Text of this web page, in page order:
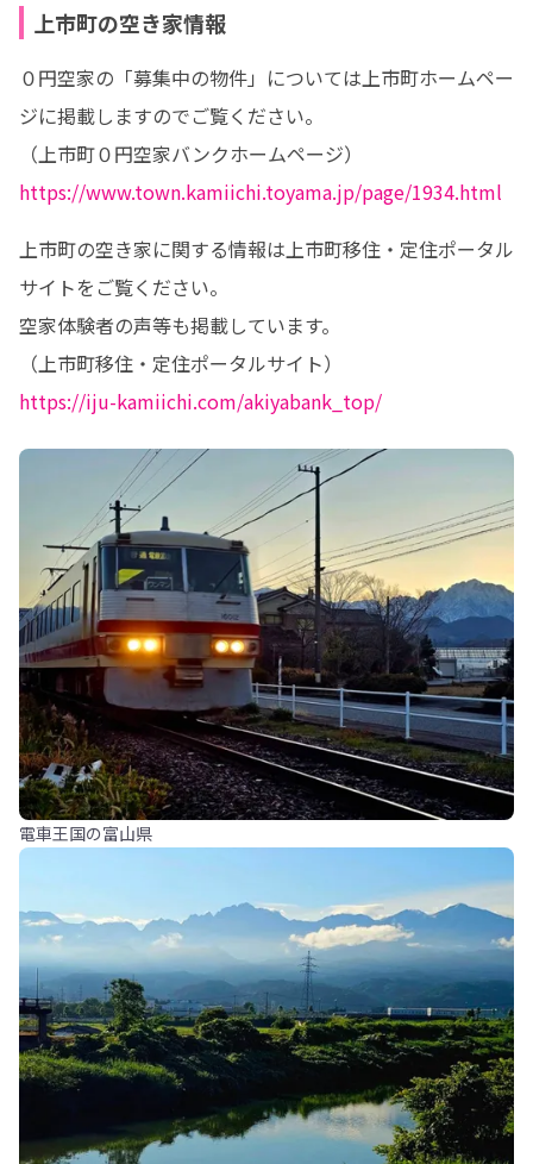
上市町の空き家情報
０円空家の「募集中の物件」については上市町ホームペー
ジに掲載しますのでご覧ください。
https://www.town.kamiichi.toyama.jp/page/1934.html
上市町の空き家に関する情報は上市町移住・定住ポータル
サイトをご覧ください。
空家体験者の声等も掲載しています。
https://iju-kamiichi.com/akiyabank_top/
電車王国の富山県